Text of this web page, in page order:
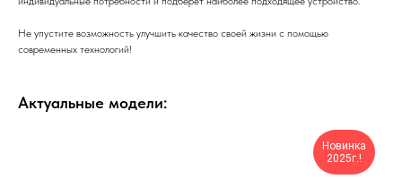
Не упустите возможность улучшить качество своей жизни с помощью
современных технологий!
Актуальные модели:
Новинка
2025г.!